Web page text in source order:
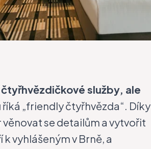
čtyřhvězdičkové služby, ale
říká „friendly čtyřhvězda“. Díky
se detailům a vytvořit
k vyhlášeným v Brně, a